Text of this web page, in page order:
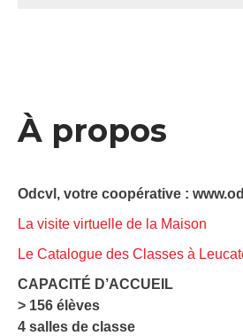
À propos
Odcvl, votre coopérative :
La visite virtuelle de la Maison
Le Catalogue des Classes à
CAPACITÉ D’ACCUEIL
> 156 élèves
4 salles de classe